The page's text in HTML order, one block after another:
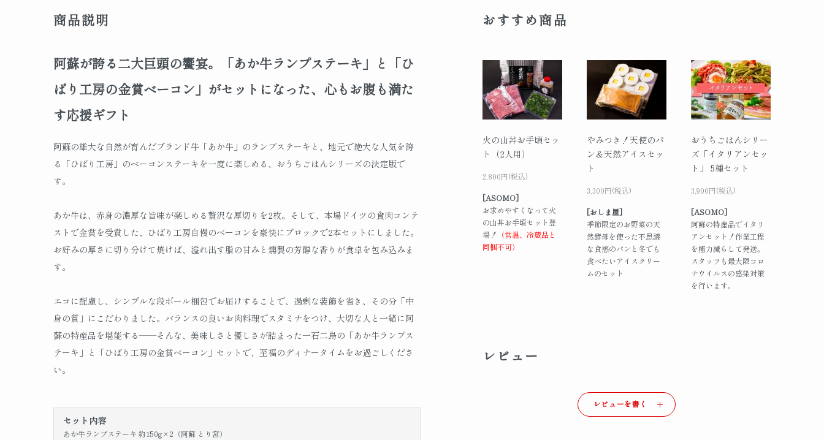
商品説明
阿蘇が誇る二大巨頭の饗宴。「あか牛ランプステーキ」と「ひ
ばり工房の金賞ベーコン」がセットになった、心もお腹も満た
す応援ギフト
阿蘇の雄大な自然が育んだブランド牛「あか牛」のランプステーキと、地元で絶大な人気を誇
る「ひばり工房」のベーコンステーキを一度に楽しめる、おうちごはんシリーズの決定版で
す。
あか牛は、赤身の濃厚な旨味が楽しめる贅沢な厚切りを2枚。そして、本場ドイツの食肉コンテ
ストで金賞を受賞した、ひばり工房自慢のベーコンを豪快にブロックで2本セットにしました。
お好みの厚さに切り分けて焼けば、溢れ出す脂の甘みと燻製の芳醇な香りが食卓を包み込みま
す。
エコに配慮し、シンプルな段ボール梱包でお届けすることで、過剰な装飾を省き、その分「中
身の質」にこだわりました。バランスの良いお肉料理でスタミナをつけ、大切な人と一緒に阿
蘇の特産品を堪能する――そんな、美味しさと優しさが詰まった一石二鳥の「あか牛ランプス
テーキ」と「ひばり工房の金賞ベーコン」セットで、至福のディナータイムをお過ごしくださ
い。
セット内容
あか牛ランプステーキ 約150g×2（阿蘇 とり宮）
おすすめ商品
火の山丼お手頃セッ
ト（2人用）
2,800円(税込)
[ASOMO]
お求めやすくなって火
の山丼お手頃セット登
場！ （常温、冷蔵品と
同梱不可）
やみつき！天使のパ
ン＆天然アイスセッ
ト
3,300円(税込)
[おしま屋]
季節限定のお野菜の天
然酵母を使った不思議
な食感のパンと冬でも
食べたいアイスクリー
ムのセット
おうちごはんシリー
ズ「イタリアンセッ
ト」 5種セット
3,900円(税込)
[ASOMO]
阿蘇の特産品でイタリ
アンセット！作業工程
を極力減らして発送。
スタッフも最大限コロ
ナウイルスの感染対策
を行います。
レビュー
レビューを書く